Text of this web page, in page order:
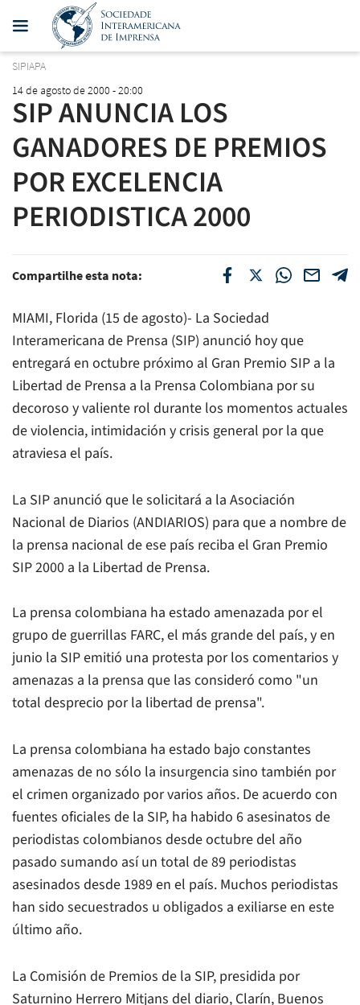
SIPIAPA
14 de agosto de 2000 - 20:00
SIP ANUNCIA LOS
GANADORES DE PREMIOS
POR EXCELENCIA
PERIODISTICA 2000
Compartilhe esta nota:
MIAMI, Florida (15 de agosto)- La Sociedad
Interamericana de Prensa (SIP) anunció hoy que
entregará en octubre próximo al Gran Premio SIP a la
Libertad de Prensa a la Prensa Colombiana por su
decoroso y valiente rol durante los momentos actuales
de violencia, intimidación y crisis general por la que
atraviesa el país.
La SIP anunció que le solicitará a la Asociación
Nacional de Diarios (ANDIARIOS) para que a nombre de
la prensa nacional de ese país reciba el Gran Premio
SIP 2000 a la Libertad de Prensa.
La prensa colombiana ha estado amenazada por el
grupo de guerrillas FARC, el más grande del país, y en
junio la SIP emitió una protesta por los comentarios y
amenazas a la prensa que las consideró como "un
total desprecio por la libertad de prensa".
La prensa colombiana ha estado bajo constantes
amenazas de no sólo la insurgencia sino también por
el crimen organizado por varios años. De acuerdo con
fuentes oficiales de la SIP, ha habido 6 asesinatos de
periodistas colombianos desde octubre del año
pasado sumando así un total de 89 periodistas
asesinados desde 1989 en el país. Muchos periodistas
han sido secuestrados u obligados a exiliarse en este
último año.
La Comisión de Premios de la SIP, presidida por
Saturnino Herrero Mitjans del diario, Clarín, Buenos